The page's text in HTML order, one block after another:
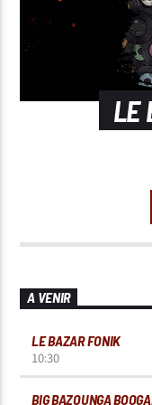
LE
A VENIR
LE BAZAR FONIK
10:30
BIG BAZOUNGA